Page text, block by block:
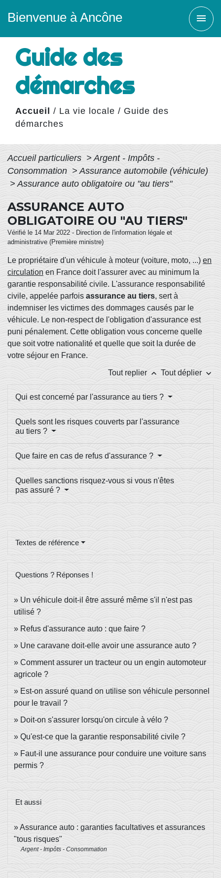
Bienvenue à Ancône menu
Guide des
démarches
Accueil / La vie locale / Guide des
démarches
Accueil particuliers > Argent - Impôts -
Consommation > Assurance automobile (véhicule)
> Assurance auto obligatoire ou "au tiers"
ASSURANCE AUTO
OBLIGATOIRE OU "AU TIERS"
Vérifié le 14 Mar 2022 - Direction de l'information légale et
administrative (Première ministre)
Le propriétaire d'un véhicule à moteur (voiture, moto, ...) en
circulation en France doit l'assurer avec au minimum la
garantie responsabilité civile. L'assurance responsabilité
civile, appelée parfois assurance au tiers, sert à
indemniser les victimes des dommages causés par le
véhicule. Le non-respect de l'obligation d'assurance est
puni pénalement. Cette obligation vous concerne quelle
que soit votre nationalité et quelle que soit la durée de
votre séjour en France.
Tout replier keyboard_arrow_up Tout déplier keyboard_arrow_down
Qui est concerné par l'assurance au tiers ?
Quels sont les risques couverts par l'assurance
au tiers ?
Que faire en cas de refus d'assurance ?
Quelles sanctions risquez-vous si vous n'êtes
pas assuré ?
Textes de référence
Questions ? Réponses !
Un véhicule doit-il être assuré même s'il n'est pas
utilisé ?
Refus d'assurance auto : que faire ?
Une caravane doit-elle avoir une assurance auto ?
Comment assurer un tracteur ou un engin automoteur
agricole ?
Est-on assuré quand on utilise son véhicule personnel
pour le travail ?
Doit-on s'assurer lorsqu'on circule à vélo ?
Qu'est-ce que la garantie responsabilité civile ?
Faut-il une assurance pour conduire une voiture sans
permis ?
Et aussi
Assurance auto : garanties facultatives et assurances
"tous risques"
Argent - Impôts - Consommation